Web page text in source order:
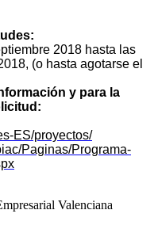
2018 hasta las
(o hasta agotarse el
y para la
ES/proyectos/
Paginas/Programa-
Valenciana